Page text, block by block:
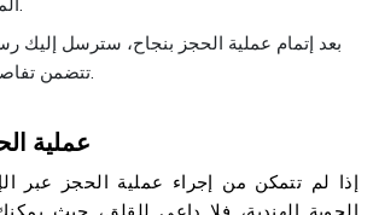
بعد إتمام عملية الحجز بنجاح، سترسل إليك
عملية
إذا لم تتمكن من إجراء عملية الحجز عبر